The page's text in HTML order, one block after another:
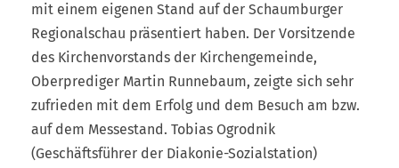
mit einem eigenen Stand auf der Schaumburger
Regionalschau präsentiert haben. Der Vorsitzende
des Kirchenvorstands der Kirchengemeinde,
Oberprediger Martin Runnebaum, zeigte sich sehr
zufrieden mit dem Erfolg und dem Besuch am bzw.
auf dem Messestand. Tobias Ogrodnik
(Geschäftsführer der Diakonie-Sozialstation)